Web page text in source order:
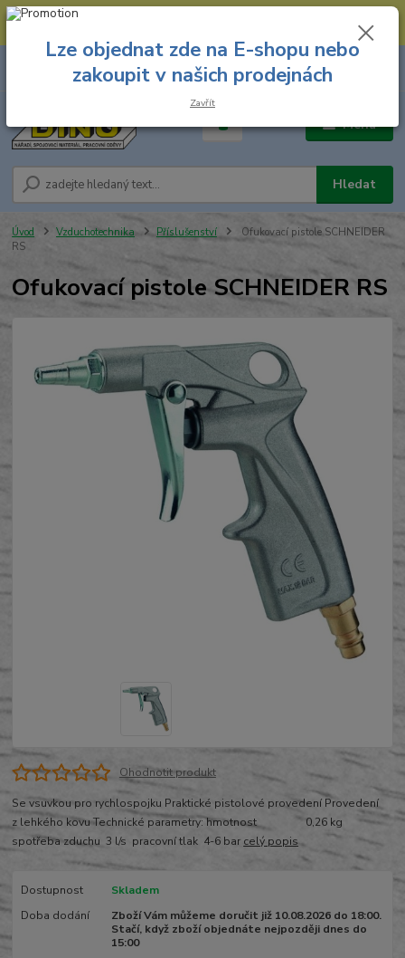
--- Spojovací materiál: 774 431 045 --- Prodejna nářadí: 731 449 423 --
Menu
Hledat
8.00 hod. - 16.00 hod.
za
Úvod Vzduchotechnika Příslušenství
Ofukovací pistole SCHNEIDER
RS
Ofukovací pistole SCHNEIDER RS
Ohodnotit produkt
Se vsuvkou pro rychlospojku Praktické pistolové provedení Provedení
z lehkého kovu Technické parametry: hmotnost 0,26 kg
spotřeba zduchu 3 l/s pracovní tlak 4-6 bar celý popis
Dostupnost
Skladem
Doba dodání
Zboží Vám můžeme doručit již 10.08.2026 do 18:00.
Stačí, když zboží objednáte nejpozději dnes do
15:00
Lze objednat zde na E-shopu nebo
zakoupit v našich prodejnách
Zavřít